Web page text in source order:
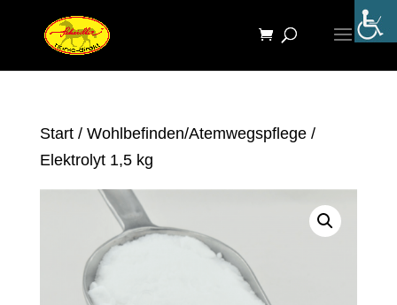
Start/ Wohlbefinden/Atemwegspflege/
Elektrolyt 1,5 kg